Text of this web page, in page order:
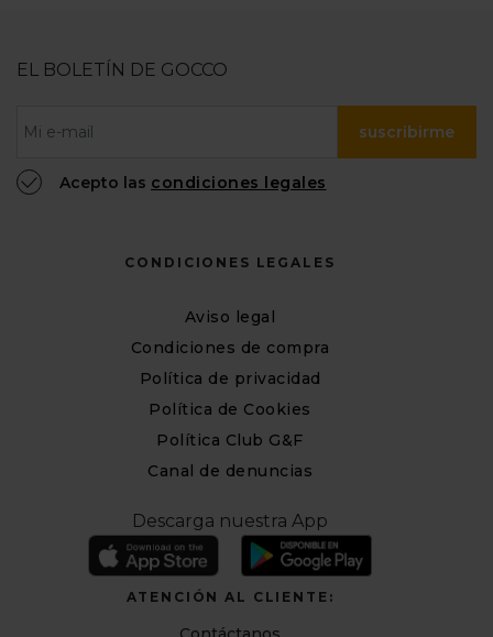
EL BOLETÍN DE GOCCO
suscribirme
Acepto las condiciones legales
CONDICIONES LEGALES
Aviso legal
Condiciones de compra
Política de privacidad
Política de Cookies
Política Club G&F
Canal de denuncias
Descarga nuestra App
ATENCIÓN AL CLIENTE: